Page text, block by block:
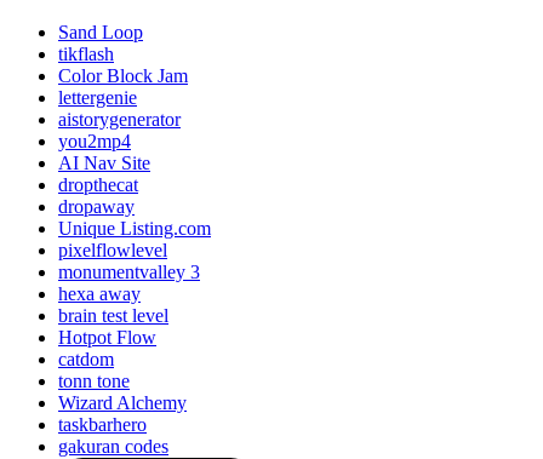
Sand Loop
tikflash
Color Block Jam
lettergenie
aistorygenerator
you2mp4
AI Nav Site
dropthecat
dropaway
Unique Listing.com
pixelflowlevel
monumentvalley 3
hexa away
brain test level
Hotpot Flow
catdom
tonn tone
Wizard Alchemy
taskbarhero
gakuran codes